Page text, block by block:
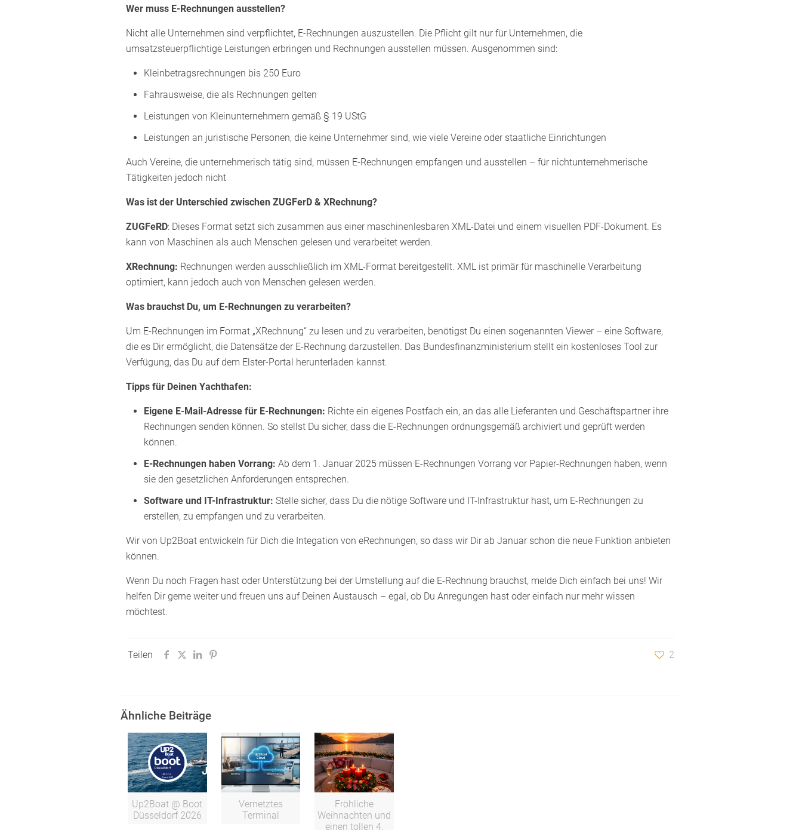
Wer muss E-Rechnungen ausstellen?
Nicht alle Unternehmen sind verpflichtet, E-Rechnungen auszustellen. Die Pflicht gilt nur für Unternehmen, die
umsatzsteuerpflichtige Leistungen erbringen und Rechnungen ausstellen müssen. Ausgenommen sind:
Kleinbetragsrechnungen bis 250 Euro
Fahrausweise, die als Rechnungen gelten
Leistungen von Kleinunternehmern gemäß § 19 UStG
Leistungen an juristische Personen, die keine Unternehmer sind, wie viele Vereine oder staatliche Einrichtungen
Auch Vereine, die unternehmerisch tätig sind, müssen E-Rechnungen empfangen und ausstellen – für nichtunternehmerische
Tätigkeiten jedoch nicht
Was ist der Unterschied zwischen ZUGFerD & XRechnung?
ZUGFeRD: Dieses Format setzt sich zusammen aus einer maschinenlesbaren XML-Datei und einem visuellen PDF-Dokument. Es
kann von Maschinen als auch Menschen gelesen und verarbeitet werden.
XRechnung: Rechnungen werden ausschließlich im XML-Format bereitgestellt. XML ist primär für maschinelle Verarbeitung
optimiert, kann jedoch auch von Menschen gelesen werden.
Was brauchst Du, um E-Rechnungen zu verarbeiten?
Um E-Rechnungen im Format „XRechnung“ zu lesen und zu verarbeiten, benötigst Du einen sogenannten Viewer – eine Software,
die es Dir ermöglicht, die Datensätze der E-Rechnung darzustellen. Das Bundesfinanzministerium stellt ein kostenloses Tool zur
Verfügung, das Du auf dem Elster-Portal herunterladen kannst.
Tipps für Deinen Yachthafen:
Eigene E-Mail-Adresse für E-Rechnungen: Richte ein eigenes Postfach ein, an das alle Lieferanten und Geschäftspartner ihre
Rechnungen senden können. So stellst Du sicher, dass die E-Rechnungen ordnungsgemäß archiviert und geprüft werden
können.
E-Rechnungen haben Vorrang: Ab dem 1. Januar 2025 müssen E-Rechnungen Vorrang vor Papier-Rechnungen haben, wenn
sie den gesetzlichen Anforderungen entsprechen.
Software und IT-Infrastruktur: Stelle sicher, dass Du die nötige Software und IT-Infrastruktur hast, um E-Rechnungen zu
erstellen, zu empfangen und zu verarbeiten.
Wir von Up2Boat entwickeln für Dich die Integation von eRechnungen, so dass wir Dir ab Januar schon die neue Funktion anbieten
können.
Wenn Du noch Fragen hast oder Unterstützung bei der Umstellung auf die E-Rechnung brauchst, melde Dich einfach bei uns! Wir
helfen Dir gerne weiter und freuen uns auf Deinen Austausch – egal, ob Du Anregungen hast oder einfach nur mehr wissen
möchtest.
Teilen 2
Ähnliche Beiträge
Up2Boat @ Boot
Düsseldorf 2026
Vernetztes
Terminal
Fröhliche
Weihnachten und
einen tollen 4.